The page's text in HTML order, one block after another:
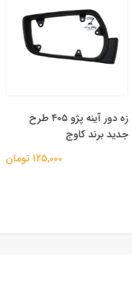
زه دور آینه پژو ۴۰۵ طرح
جدید برند کاوج
125,000 تومان